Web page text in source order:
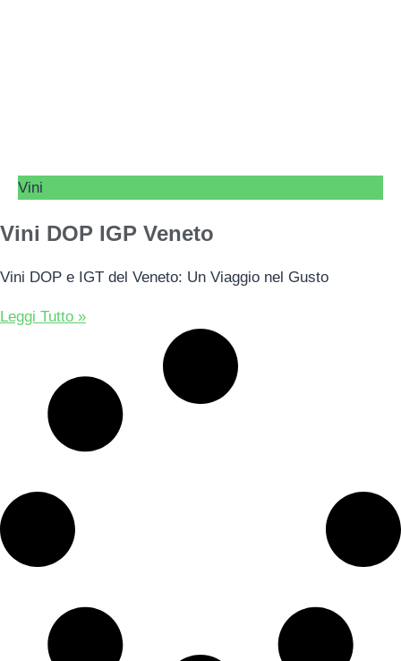
Vini
Vini DOP IGP Veneto
Vini DOP e IGT del Veneto: Un Viaggio nel Gusto
Leggi Tutto »